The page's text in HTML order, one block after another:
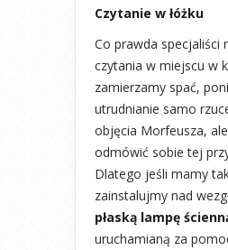
Czytanie w łóżku
Co prawda specjaliści
czytania w miejscu w
zamierzamy spać,
utrudnianie samo
objęcia Morfeusza,
odmówić sobie tej
Dlatego jeśli mamy
zainstalujmy nad
płaską lampę
uruchamianą za